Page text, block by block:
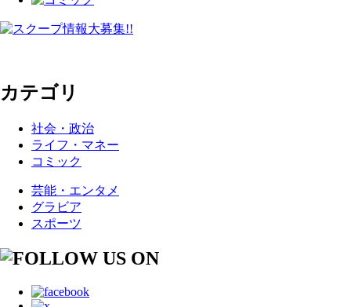
カテゴリ
社会・政治
ライフ・マネー
コミック
芸能・エンタメ
グラビア
スポーツ